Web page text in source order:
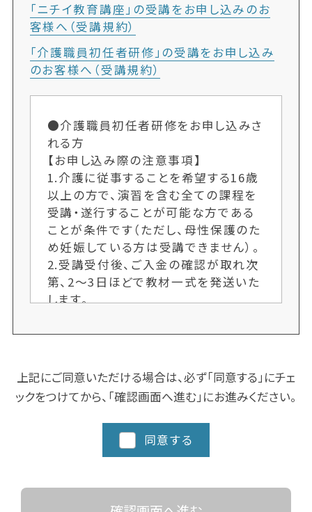
「ニチイ教育講座」の受講をお申し込みのお
客様へ（受講規約）
「介護職員初任者研修」の受講をお申し込み
のお客様へ（受講規約）
●介護職員初任者研修をお申し込みさ
れる方
【お申し込み際の注意事項】
1.介護に従事することを希望する16歳
以上の方で、演習を含む全ての課程を
受講・遂行することが可能な方である
ことが条件です（ただし、母性保護のた
め妊娠している方は受講できません）。
2.受講受付後、ご入金の確認が取れ次
第、2〜3日ほどで教材一式を発送いた
します。
数の場合、次回開講までお待ちいただ
はお早めにお願いします。又、人数によ
り開講しない場合もございます。ご了承
ください。
4.クラスにより日程や時間を変更する
場合がございますので、ご了承くださ
加カリキュラム、実習など時間数が異
なる場合がありますので、詳細な日程
上記にご同意いただける場合は、必ず「同意する」にチェ
ックをつけてから、「確認画面へ進む」にお進みください。
同意する